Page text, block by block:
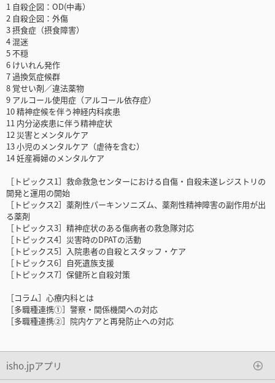
1 自殺企図：OD(中毒）
2 自殺企図：外傷
3 摂食症（摂食障害）
4 混迷
5 不穏
6 けいれん発作
7 過換気症候群
8 覚せい剤／違法薬物
9 アルコール使用症（アルコール依存症）
10 精神症候を伴う神経内科疾患
11 内分泌疾患に伴う精神症状
12 災害とメンタルケア
13 小児のメンタルケア（虐待を含む）
14 妊産褥婦のメンタルケア
［トピックス1］救命救急センターにおける自傷・自殺未遂レジストリの
開発と運用の開始
［トピックス2］薬剤性パーキンソニズム、薬剤性精神障害の副作用が出
る薬剤
［トピックス3］精神症状のある傷病者の救急隊対応
［トピックス4］災害時のDPATの活動
［トピックス5］入院患者の自殺とスタッフ・ケア
［トピックス6］自死遺族支援
［トピックス7］保健所と自殺対策
［コラム］心療内科とは
［多職種連携①］警察・関係機関への対応
［多職種連携②］院内ケアと再発防止への対応
isho.jpアプリ